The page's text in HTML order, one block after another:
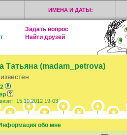
ИМЕНА И ДАТЫ:
Задать вопрос
Найти друзей
Татьяна (madam_petrova)
15.10.2012 19-03
обо мне